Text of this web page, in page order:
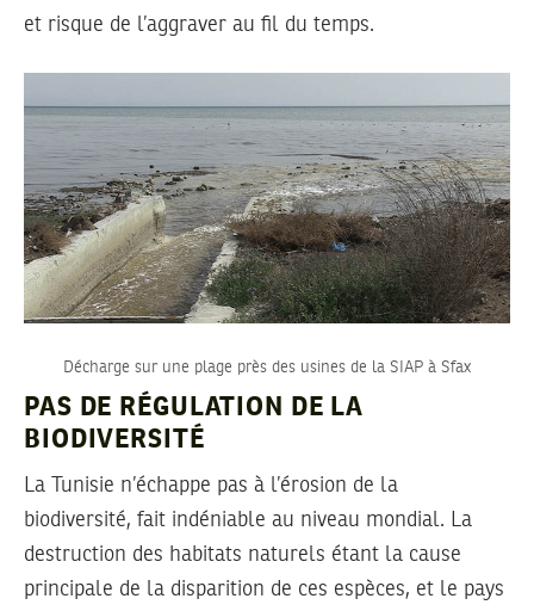
et risque de l’aggraver au fil du temps.
Décharge sur une plage près des usines de la SIAP à Sfax
PAS DE RÉGULATION DE LA
BIODIVERSITÉ
La Tunisie n’échappe pas à l’érosion de la
biodiversité, fait indéniable au niveau mondial. La
destruction des habitats naturels étant la cause
principale de la disparition de ces espèces, et le pays